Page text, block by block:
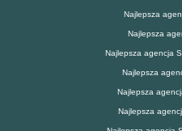
Najlepsza
Najlepsza
Najlepsza agencja
Najlepsza
Najlepsza
Najlepsza